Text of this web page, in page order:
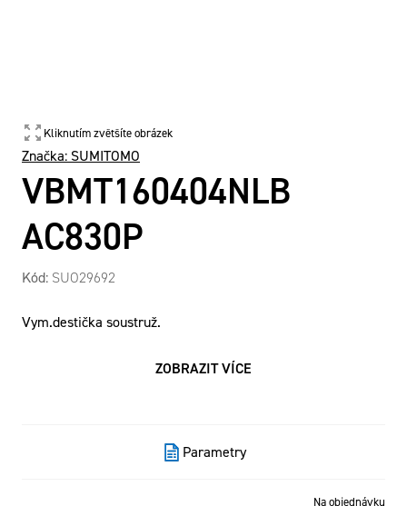
Kliknutím zvětšíte obrázek
VBMT160404NLB
AC830P
Značka: SUMITOMO
Kód: SUO29692
Vym.destička soustruž.
ZOBRAZIT VÍCE
Na objednávku
Parametry